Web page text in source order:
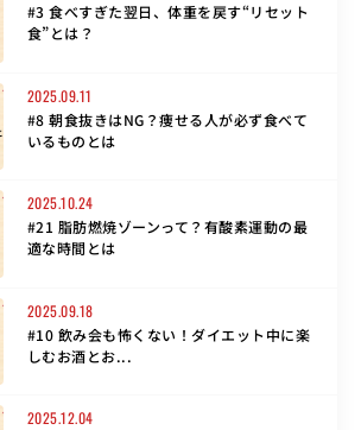
#3 食べすぎた翌日、体重を戻す“リセット
食”とは？
2025.09.11
#8 朝食抜きはNG？痩せる人が必ず食べて
いるものとは
2025.10.24
#21 脂肪燃焼ゾーンって？有酸素運動の最
適な時間とは
2025.09.18
#10 飲み会も怖くない！ダイエット中に楽
しむお酒とお...
2025.12.04